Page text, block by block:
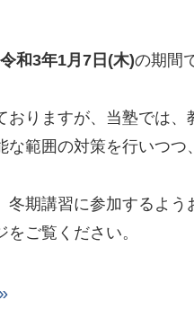
和3年1月7日(木)の期間
りますが、当塾では、
範囲の対策を行いつつ
期講習に参加するよう
ご覧ください。